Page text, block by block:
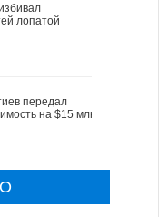
лопатой
передал
на $15 млн